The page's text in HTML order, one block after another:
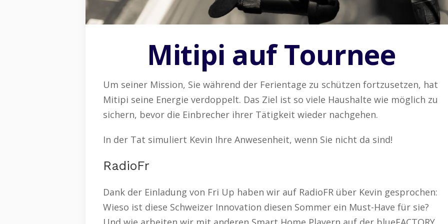
Mitipi auf Tournee
Um seiner Mission, Sie während der Ferientage zu schützen fortzusetzen, hat
Mitipi seine Energie verdoppelt. Das Ziel ist so viele Haushalte wie möglich zu
sichern, bevor die Einbrecher ihrer Tätigkeit wieder nachgehen.
In der Tat simuliert Kevin Ihre Anwesenheit, wenn Sie nicht da sind!
RadioFr
Dank der Einladung von Fri Up haben wir auf RadioFR über Kevin gesprochen:
Wieso ist diese Schweizer Innovation diesen Sommer ein Must-Have für sie?